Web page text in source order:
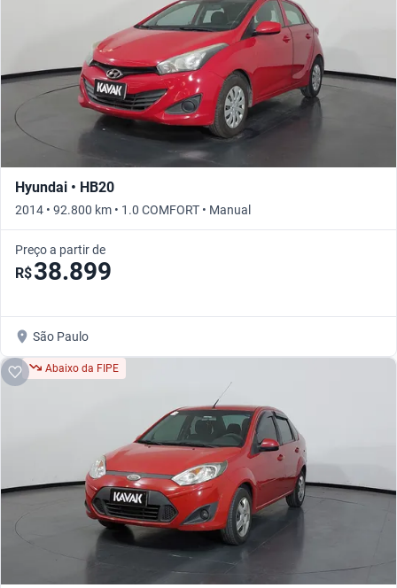
Hyundai • HB20
2014 • 92.800 km • 1.0 COMFORT • Manual
Preço a partir de
R$38.899
São Paulo
Abaixo da FIPE